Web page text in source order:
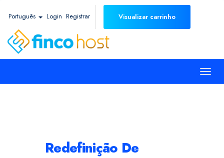
Português Login Registrar Visualizar carrinho
Redefinição De